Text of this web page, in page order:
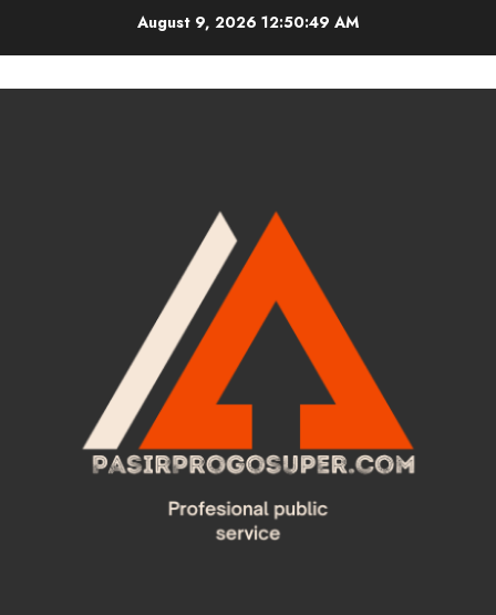
August 9, 2026 12:50:50 AM